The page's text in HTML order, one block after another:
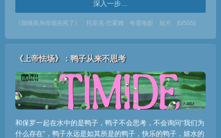
深入一步…
《我很高兴你现在死了》 托菲克·巴霍姆 年度电影 短片 [0/505]
《上帝怯场》：鸭子从来不思考
和保罗一起在水中的是鸭子，鸭子不会思考，不会询问“我们为
什么存在”，鸭子永远是如其所是的鸭子，快乐的鸭子，嬉水的